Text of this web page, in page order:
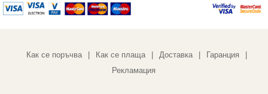
Как се поръчва Как се плаща Доставка Гаранция
Рекламация